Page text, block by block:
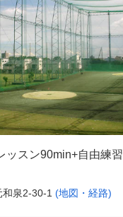
ッスン90min+自由練
泉2-30-1 (地図・経路)